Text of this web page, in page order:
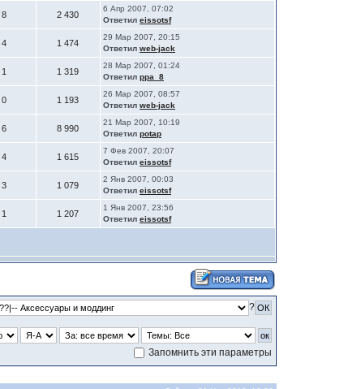
8 2 430
6 Апр 2007, 07:02
Ответил eissotsf
4 1 474
29 Мар 2007, 20:15
Ответил web-jack
1 1 319
28 Мар 2007, 01:24
Ответил ppa_8
0 1 193
26 Мар 2007, 08:57
Ответил web-jack
6 8 990
21 Мар 2007, 10:19
Ответил potap
4 1 615
7 Фев 2007, 20:07
Ответил eissotsf
3 1 079
2 Янв 2007, 00:03
Ответил eissotsf
1 1 207
1 Янв 2007, 23:56
Ответил eissotsf
?
Запомнить эти параметры